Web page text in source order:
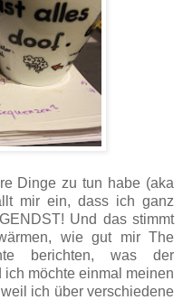
Dinge zu tun habe (aka
mir ein, dass ich ganz
Und das stimmt
wie gut mir The
berichten, was der
möchte einmal meinen
ich über verschiedene